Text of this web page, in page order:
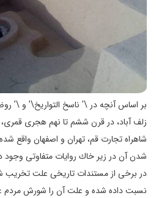
بر اساس آنچه در \’ ناسخ التواريخ\’ و \’
زلف آباد، در قرن ششم تا نهم هجری
شاهراه تجارت قم، تهران و اصفهان
شدن آن در زير خاك روايات متفاوتی وجود
در برخی از مستندات تاريخی علت تخريب
نسبت داده شده و علت آن را شورش مردم